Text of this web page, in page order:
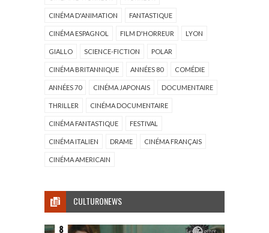
CINÉMA D'ANIMATION FANTASTIQUE
CINÉMA ESPAGNOL FILM D'HORREUR LYON
GIALLO SCIENCE-FICTION POLAR
CINÉMA BRITANNIQUE ANNÉES 80 COMÉDIE
ANNÉES 70 CINÉMA JAPONAIS DOCUMENTAIRE
THRILLER CINÉMA DOCUMENTAIRE
CINÉMA FANTASTIQUE FESTIVAL
CINÉMA ITALIEN DRAME CINÉMA FRANÇAIS
CINÉMA AMERICAIN
CULTURONEWS